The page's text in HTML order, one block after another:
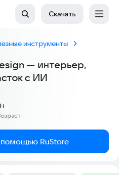
Скачать
инструменты
— интерьер,
с ИИ
помощью RuStore